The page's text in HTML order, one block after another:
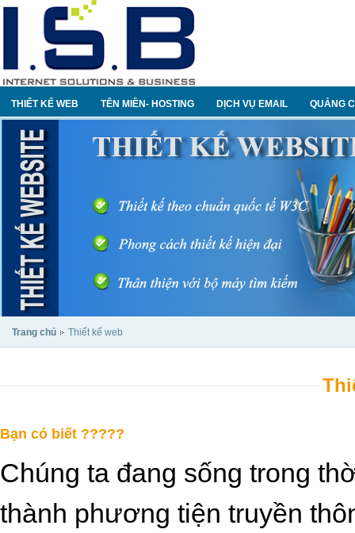
THIẾT KẾ WEB TÊN MIỀN- HOSTING DỊCH VỤ EMAIL QUẢNG
Trang chủ Thiết kế web
Bạn có biết ?????
Chúng ta đang sống trong
thành phương tiện truyền